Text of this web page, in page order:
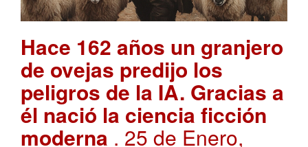
Hace 162 años un granjero
de ovejas predijo los
peligros de la IA. Gracias a
él nació la ciencia ficción
moderna . 25 de Enero,